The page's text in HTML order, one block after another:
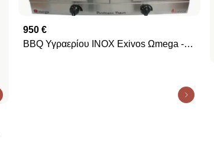
950 €
BBQ Υγραερίου INOX Exivos Ωmega -